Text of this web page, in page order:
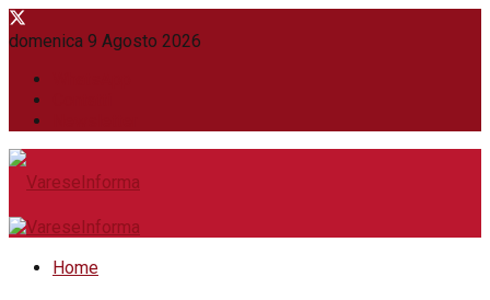
domenica 9 Agosto 2026
Home